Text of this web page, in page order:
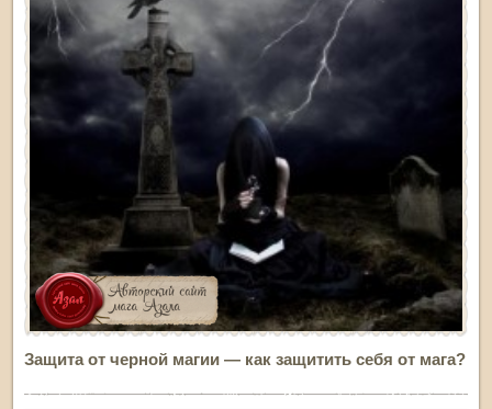
Защита от черной магии — как защитить себя от мага?